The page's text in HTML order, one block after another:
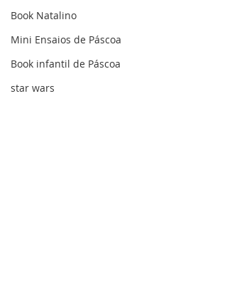
Book Natalino
Mini Ensaios de Páscoa
Book infantil de Páscoa
star wars